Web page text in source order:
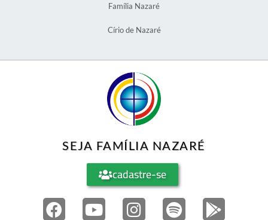
Família Nazaré
Círio de Nazaré
SEJA FAMÍLIA NAZARÉ
cadastre-se